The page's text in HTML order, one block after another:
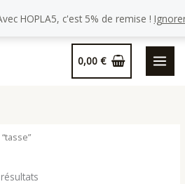
HOPLA5, c'est 5% de remise !
0,00€